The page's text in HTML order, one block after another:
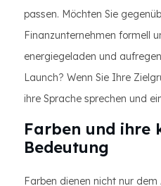
passen. Möchten Sie
Finanzunternehmen formell
energiegeladen und
Launch? Wenn Sie Ihre
ihre Sprache sprechen und
Farben und ihre
Bedeutung
Farben dienen nicht nur dem